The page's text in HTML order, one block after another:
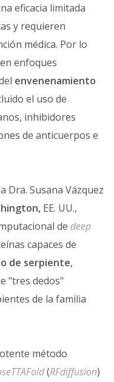
eficacia limitada
y requieren
médica. Por lo
enfoques
envenenamiento
el uso de
inhibidores
de anticuerpos e
Dra. Susana Vázquez
EE. UU.,
de deep
capaces de
de serpiente,
"tres dedos"
de la familia
método
(RFdiffusion)